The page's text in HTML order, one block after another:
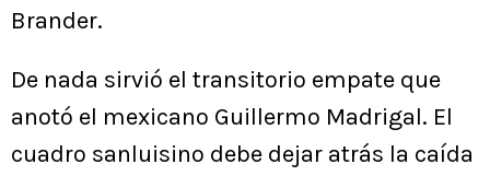
Brander.
De nada sirvió el transitorio empate que
anotó el mexicano Guillermo Madrigal. El
cuadro sanluisino debe dejar atrás la caída